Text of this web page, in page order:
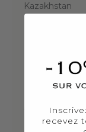
Kazakhstan
Kirghizstan
€)
recevez